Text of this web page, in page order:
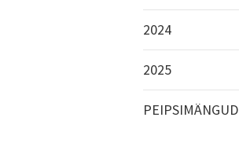
2024
2025
PEIPSIMÄNGUD